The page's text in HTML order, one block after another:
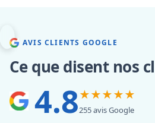
AVIS CLIENTS GOOGLE
Ce que disent nos
4.8★★★★★
255 avis Google